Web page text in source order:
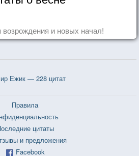
и новых начал!
Ежик — 228 цитат
Правила
цитаты
и предложения
Facebook